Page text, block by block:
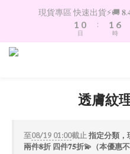
現貨專區 快速出貨⚡️🚚
2
1
0
1
0
日
:
2
1
0
7
6
5
0
時
透膚紋
至08/19 01:00截止 指定分類，
兩件𝟖折 四件𝟕𝟓折💫（本優惠